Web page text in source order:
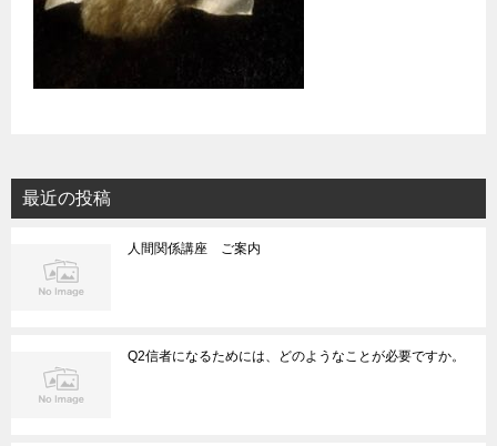
最近の投稿
人間関係講座 ご案内
Q2信者になるためには、どのようなことが必要ですか。